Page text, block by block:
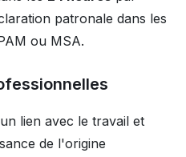
patronale dans les
ou MSA.
lien avec le travail et
de l'origine